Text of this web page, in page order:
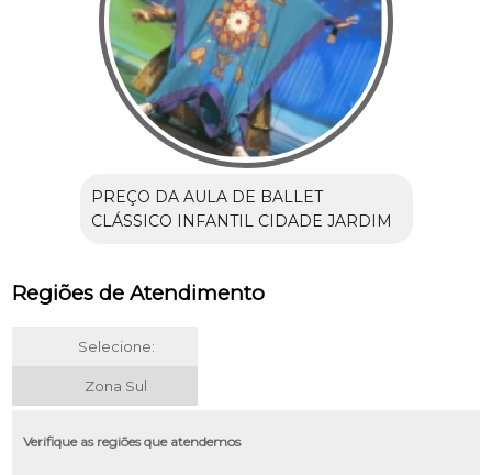
PREÇO DA AULA DE BALLET
CLÁSSICO INFANTIL CIDADE JARDIM
Regiões de Atendimento
Selecione:
Zona Sul
Verifique as regiões que atendemos